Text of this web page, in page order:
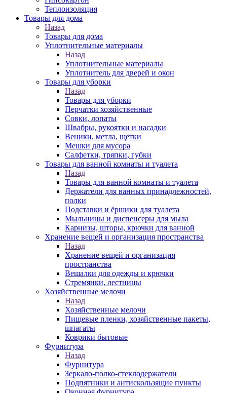
Теплоизоляция
Товары для дома
Назад
Товары для дома
Уплотнительные материалы
Назад
Уплотнительные материалы
Уплотнитель для дверей и окон
Товары для уборки
Назад
Товары для уборки
Перчатки хозяйственные
Совки, лопаты
Швабры, рукоятки и насадки
Веники, метла, щетки
Мешки для мусора
Салфетки, тряпки, губки
Товары для ванной комнаты и туалета
Назад
Товары для ванной комнаты и туалета
Держатели для ванных принадлежностей,
полки
Подставки и ёршики для туалета
Мыльницы и диспенсеры для мыла
Карнизы, шторы, крючки для ванной
Хранение вещей и организация пространства
Назад
Хранение вещей и организация
пространства
Вешалки для одежды и крючки
Стремянки, лестницы
Хозяйственные мелочи
Назад
Хозяйственные мелочи
Пищевые пленки, хозяйственные пакеты,
шпагаты
Коврики бытовые
Фурнитура
Назад
Фурнитура
Зеркало-полко-стеклодержатели
Подпятники и антискользящие пункты